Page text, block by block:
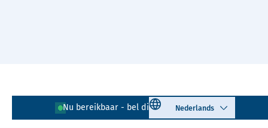
Nu bereikbaar - bel direct! 020 - 218 18 17
Select language
Lees voor Uitleg woorden
Simpele tekst